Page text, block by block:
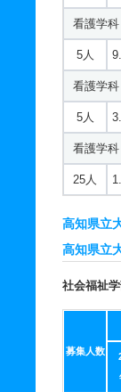
看護学
5人
看護学
5人
看護学
25人
高知県立
高知県立
社会福祉
募集人数